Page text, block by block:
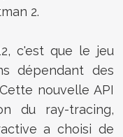
2.
c'est que le jeu
dépendant des
nouvelle API
du ray-tracing,
a choisi de